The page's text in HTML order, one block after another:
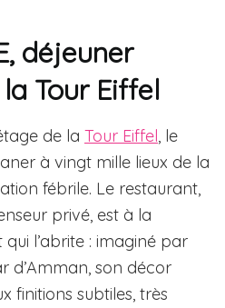
déjeuner
Tour Eiffel
de la Tour Eiffel, le
à vingt mille lieux de la
fébrile. Le restaurant,
privé, est à la
l’abrite : imaginé par
d’Amman, son décor
finitions subtiles, très